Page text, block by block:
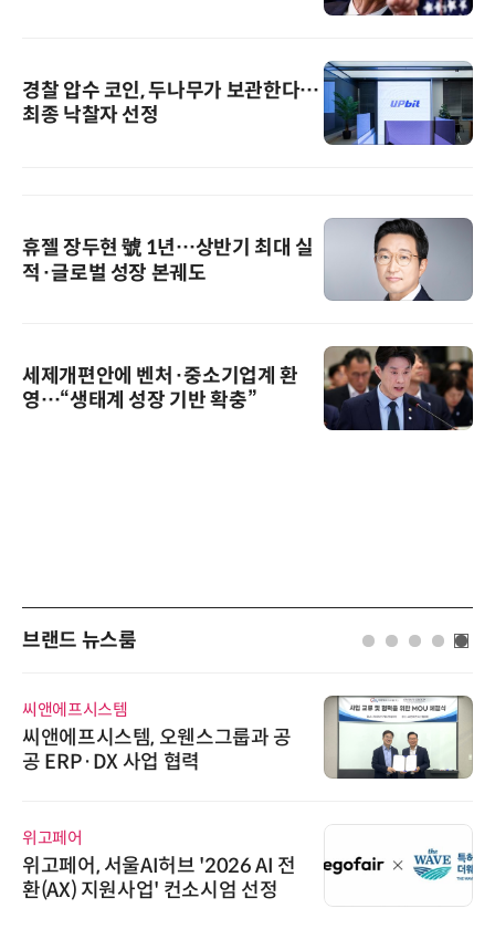
경찰 압수 코인, 두나무가 보관한다…
최종 낙찰자 선정
휴젤 장두현 號 1년…상반기 최대 실
적·글로벌 성장 본궤도
세제개편안에 벤처·중소기업계 환
영…“생태계 성장 기반 확충”
브랜드 뉴스룸
씨앤에프시스템
씨앤에프시스템, 오웬스그룹과 공
공 ERP·DX 사업 협력
위고페어
위고페어, 서울AI허브 '2026 AI 전
환(AX) 지원사업' 컨소시엄 선정